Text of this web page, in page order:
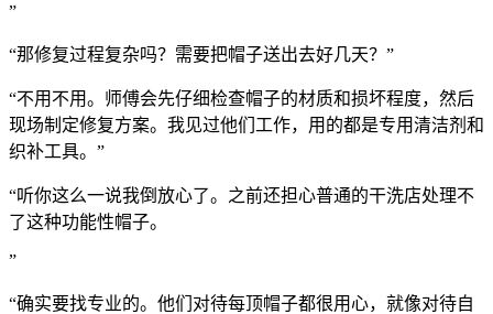
”
“那修复过程复杂吗？需要把帽子送出去好几天？”
“不用不用。师傅会先仔细检查帽子的材质和损坏程度，然后
现场制定修复方案。我见过他们工作，用的都是专用清洁剂和
织补工具。”
“听你这么一说我倒放心了。之前还担心普通的干洗店处理不
了这种功能性帽子。
”
“确实要找专业的。他们对待每顶帽子都很用心，就像对待自